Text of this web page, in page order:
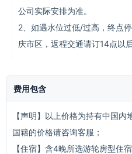
公司实际安排为准。
2、如遇水位过低/过高，终点
庆市区，返程交通请订14点以
费用包含
【声明】以上价格为持有中国
国籍的价格请咨询客服；
【住宿】含4晚所选游轮房型住